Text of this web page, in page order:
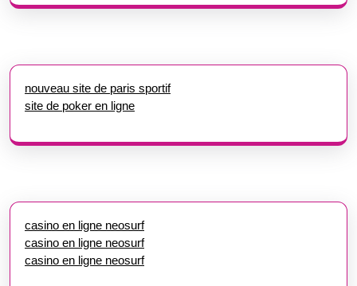
nouveau site de paris sportif
site de poker en ligne
casino en ligne neosurf
casino en ligne neosurf
casino en ligne neosurf